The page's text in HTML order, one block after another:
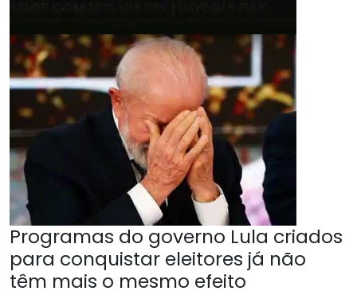
Programas do governo Lula criados
para conquistar eleitores já não
têm mais o mesmo efeito